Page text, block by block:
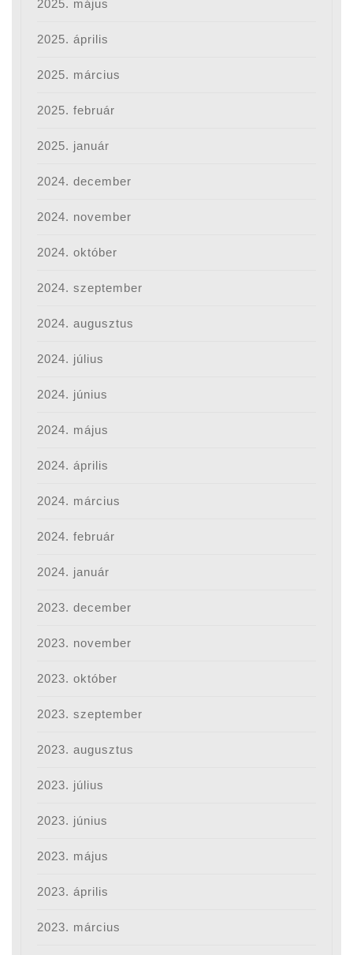
2025. május
2025. április
2025. március
2025. február
2025. január
2024. december
2024. november
2024. október
2024. szeptember
2024. augusztus
2024. július
2024. június
2024. május
2024. április
2024. március
2024. február
2024. január
2023. december
2023. november
2023. október
2023. szeptember
2023. augusztus
2023. július
2023. június
2023. május
2023. április
2023. március